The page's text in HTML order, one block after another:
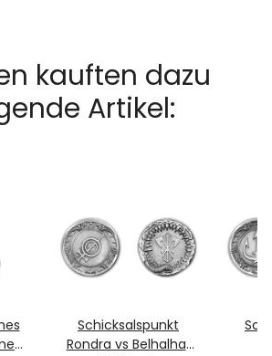
kauften dazu
Artikel:
Schicksalspunkt
Rondra vs Belhalhar